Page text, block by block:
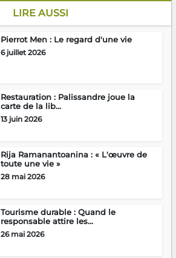
LIRE AUSSI
Pierrot Men : Le regard d'une vie
6 juillet 2026
Restauration : Palissandre joue la
carte de la lib...
13 juin 2026
Rija Ramanantoanina : « L'œuvre de
toute une vie »
28 mai 2026
Tourisme durable : Quand le
responsable attire les...
26 mai 2026